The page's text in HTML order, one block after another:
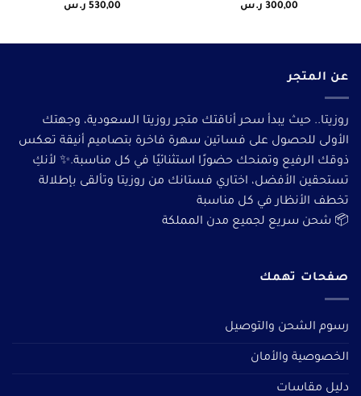
300,00 ر.س
530,00 ر.س
عن المتجر
روزيتا.. حيث يبدأ سحر أناقتك متجر روزيتا السعودية، وجهتك
الأولى للحصول على فساتين سهرة فاخرة بتصاميم أنيقة تعكس
ذوقك الرفيع وتمنحك حضورًا استثنائيًا في كل مناسبة.✨ لأنكِ
تستحقين الأفضل، اختاري فستانك من روزيتا وتألقى بإطلالة
تخطف الأنظار في كل مناسبة
📦 شحن سريع لجميع مدن المملكة
صفحات تهمك
رسوم الشحن والتوصيل
الخصوصية والأمان
دليل مقاسات